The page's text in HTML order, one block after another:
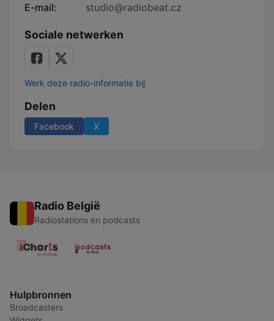
E-mail:
studio@radiobeat.cz
Sociale netwerken
Werk deze radio-informatie bij
Delen
Facebook X
Radio België
Radiostations en podcasts
Hulpbronnen
Broadcasters